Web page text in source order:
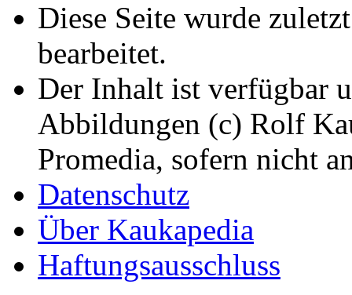
Diese Seite wurde
bearbeitet.
Der Inhalt ist verfügbar
Abbildungen (c) Rolf
Promedia, sofern nicht
Datenschutz
Über Kaukapedia
Haftungsausschluss